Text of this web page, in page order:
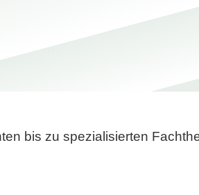
bis zu spezialisierten